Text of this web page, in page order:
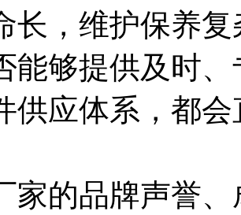
长，维护保养复
能够提供及时
供应体系，都
家的品牌声誉